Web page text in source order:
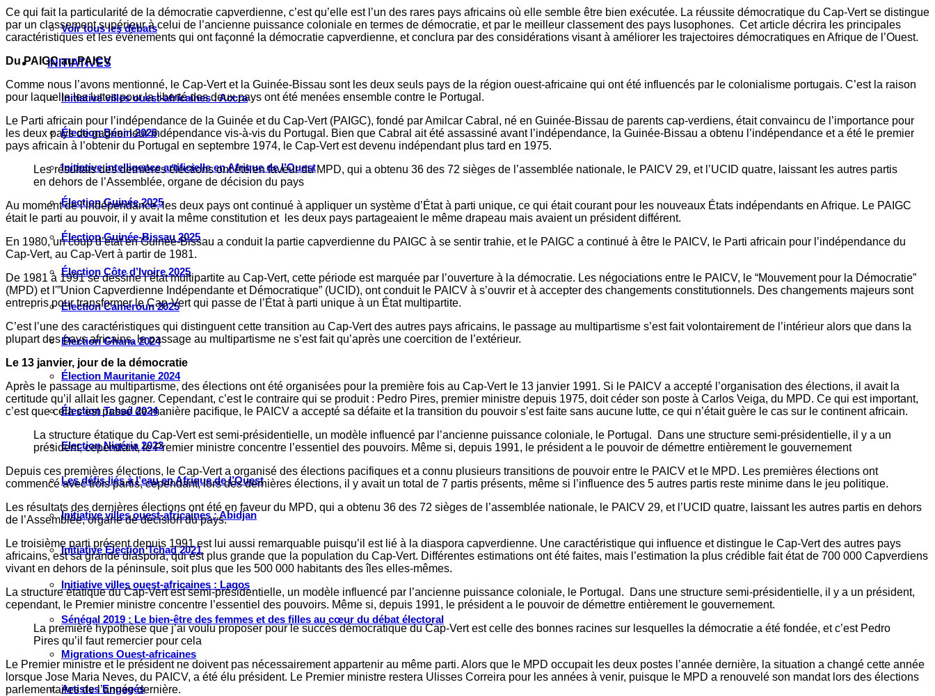
Voir tous les débats
INITIATIVES
Initiative villes ouest-africaines : Accra
Élection Bénin 2026
Initiative intelligence artificielle en Afrique de l’Ouest
Élection Guinée 2025
Élection Guinée-Bissau 2025
Élection Côte d’Ivoire 2025
Élection Cameroun 2025
Élection Ghana 2024
Élection Mauritanie 2024
Élection Tchad 2024
Election Nigéria 2023
Les défis liés à l’eau en Afrique de l’Ouest
Initiative villes ouest-africaines : Abidjan
Initiative Élection Tchad 2021
Initiative villes ouest-africaines : Lagos
Sénégal 2019 : Le bien-être des femmes et des filles au cœur du débat électoral
Migrations Ouest-africaines
Artistes Engagés
Ce qui fait la particularité de la démocratie capverdienne, c’est qu’elle est l’un des rares pays africains où elle semble être bien exécutée. La réussite démocratique du Cap-Vert se distingue
par un classement supérieur à celui de l’ancienne puissance coloniale en termes de démocratie, et par le meilleur classement des pays lusophones. Cet article décrira les principales
caractéristiques et les événements qui ont façonné la démocratie capverdienne, et conclura par des considérations visant à améliorer les trajectoires démocratiques en Afrique de l’Ouest.
Du PAIGC au PAICV
Comme nous l’avons mentionné, le Cap-Vert et la Guinée-Bissau sont les deux seuls pays de la région ouest-africaine qui ont été influencés par le colonialisme portugais. C’est la raison
pour laquelle les luttes pour la liberté des deux pays ont été menées ensemble contre le Portugal.
Le Parti africain pour l’indépendance de la Guinée et du Cap-Vert (PAIGC), fondé par Amilcar Cabral, né en Guinée-Bissau de parents cap-verdiens, était convaincu de l’importance pour
les deux pays de gagner leur indépendance vis-à-vis du Portugal. Bien que Cabral ait été assassiné avant l’indépendance, la Guinée-Bissau a obtenu l’indépendance et a été le premier
pays africain à l’obtenir du Portugal en septembre 1974, le Cap-Vert est devenu indépendant plus tard en 1975.
Les résultats des dernières élections ont été en faveur du MPD, qui a obtenu 36 des 72 sièges de l’assemblée nationale, le PAICV 29, et l’UCID quatre, laissant les autres partis
en dehors de l’Assemblée, organe de décision du pays
Au moment de l’indépendance, les deux pays ont continué à appliquer un système d’État à parti unique, ce qui était courant pour les nouveaux États indépendants en Afrique. Le PAIGC
était le parti au pouvoir, il y avait la même constitution et les deux pays partageaient le même drapeau mais avaient un président différent.
En 1980, un coup d’état en Guinée-Bissau a conduit la partie capverdienne du PAIGC à se sentir trahie, et le PAIGC a continué à être le PAICV, le Parti africain pour l’indépendance du
Cap-Vert, au Cap-Vert à partir de 1981.
De 1981 à 1991 se dessine l’état multipartite au Cap-Vert, cette période est marquée par l’ouverture à la démocratie. Les négociations entre le PAICV, le “Mouvement pour la Démocratie”
(MPD) et l'”Union Capverdienne Indépendante et Démocratique” (UCID), ont conduit le PAICV à s’ouvrir et à accepter des changements constitutionnels. Des changements majeurs sont
entrepris pour transformer le Cap-Vert qui passe de l’État à parti unique à un État multipartite.
C’est l’une des caractéristiques qui distinguent cette transition au Cap-Vert des autres pays africains, le passage au multipartisme s’est fait volontairement de l’intérieur alors que dans la
plupart des pays africains, le passage au multipartisme ne s’est fait qu’après une coercition de l’extérieur.
Le 13 janvier, jour de la démocratie
Après le passage au multipartisme, des élections ont été organisées pour la première fois au Cap-Vert le 13 janvier 1991. Si le PAICV a accepté l’organisation des élections, il avait la
certitude qu’il allait les gagner. Cependant, c’est le contraire qui se produit : Pedro Pires, premier ministre depuis 1975, doit céder son poste à Carlos Veiga, du MPD. Ce qui est important,
c’est que cela s’est passé de manière pacifique, le PAICV a accepté sa défaite et la transition du pouvoir s’est faite sans aucune lutte, ce qui n’était guère le cas sur le continent africain.
La structure étatique du Cap-Vert est semi-présidentielle, un modèle influencé par l’ancienne puissance coloniale, le Portugal. Dans une structure semi-présidentielle, il y a un
président, cependant, le Premier ministre concentre l’essentiel des pouvoirs. Même si, depuis 1991, le président a le pouvoir de démettre entièrement le gouvernement
Depuis ces premières élections, le Cap-Vert a organisé des élections pacifiques et a connu plusieurs transitions de pouvoir entre le PAICV et le MPD. Les premières élections ont
commencé avec trois partis, cependant, lors des dernières élections, il y avait un total de 7 partis présents, même si l’influence des 5 autres partis reste minime dans le jeu politique.
Les résultats des dernières élections ont été en faveur du MPD, qui a obtenu 36 des 72 sièges de l’assemblée nationale, le PAICV 29, et l’UCID quatre, laissant les autres partis en dehors
de l’Assemblée, organe de décision du pays.
Le troisième parti présent depuis 1991 est lui aussi remarquable puisqu’il est lié à la diaspora capverdienne. Une caractéristique qui influence et distingue le Cap-Vert des autres pays
africains, est sa grande diaspora, qui est plus grande que la population du Cap-Vert. Différentes estimations ont été faites, mais l’estimation la plus crédible fait état de 700 000 Capverdiens
vivant en dehors de la péninsule, soit plus que les 500 000 habitants des îles elles-mêmes.
La structure étatique du Cap-Vert est semi-présidentielle, un modèle influencé par l’ancienne puissance coloniale, le Portugal. Dans une structure semi-présidentielle, il y a un président,
cependant, le Premier ministre concentre l’essentiel des pouvoirs. Même si, depuis 1991, le président a le pouvoir de démettre entièrement le gouvernement.
La première hypothèse que j’ai voulu proposer pour le succès démocratique du Cap-Vert est celle des bonnes racines sur lesquelles la démocratie a été fondée, et c’est Pedro
Pires qu’il faut remercier pour cela
Le Premier ministre et le président ne doivent pas nécessairement appartenir au même parti. Alors que le MPD occupait les deux postes l’année dernière, la situation a changé cette année
lorsque Jose Maria Neves, du PAICV, a été élu président. Le Premier ministre restera Ulisses Correira pour les années à venir, puisque le MPD a renouvelé son mandat lors des élections
parlementaires de l’année dernière.